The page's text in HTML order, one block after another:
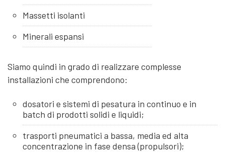
Massetti isolanti
Minerali espansi
Siamo quindi in grado di realizzare complesse
installazioni che comprendono:
dosatori e sistemi di pesatura in continuo e in
batch di prodotti solidi e liquidi;
trasporti pneumatici a bassa, media ed alta
concentrazione in fase densa (propulsori);